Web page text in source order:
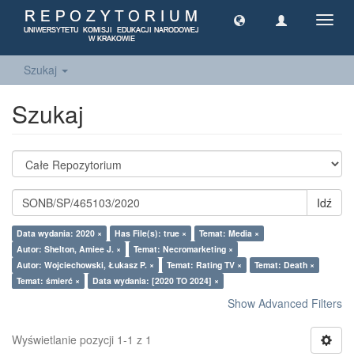
Szukaj
Szukaj
Idź
Data wydania: 2020 × Has File(s): true ×
Temat: Media ×
Autor: Shelton, Amiee J. ×
Temat: Necromarketing ×
Autor: Wojciechowski, Łukasz P. ×
Temat: Rating TV ×
Temat: Death ×
Temat: śmierć ×
Data wydania: [2020 TO 2024] ×
Show Advanced Filters
Wyświetlanie pozycji 1-1 z 1